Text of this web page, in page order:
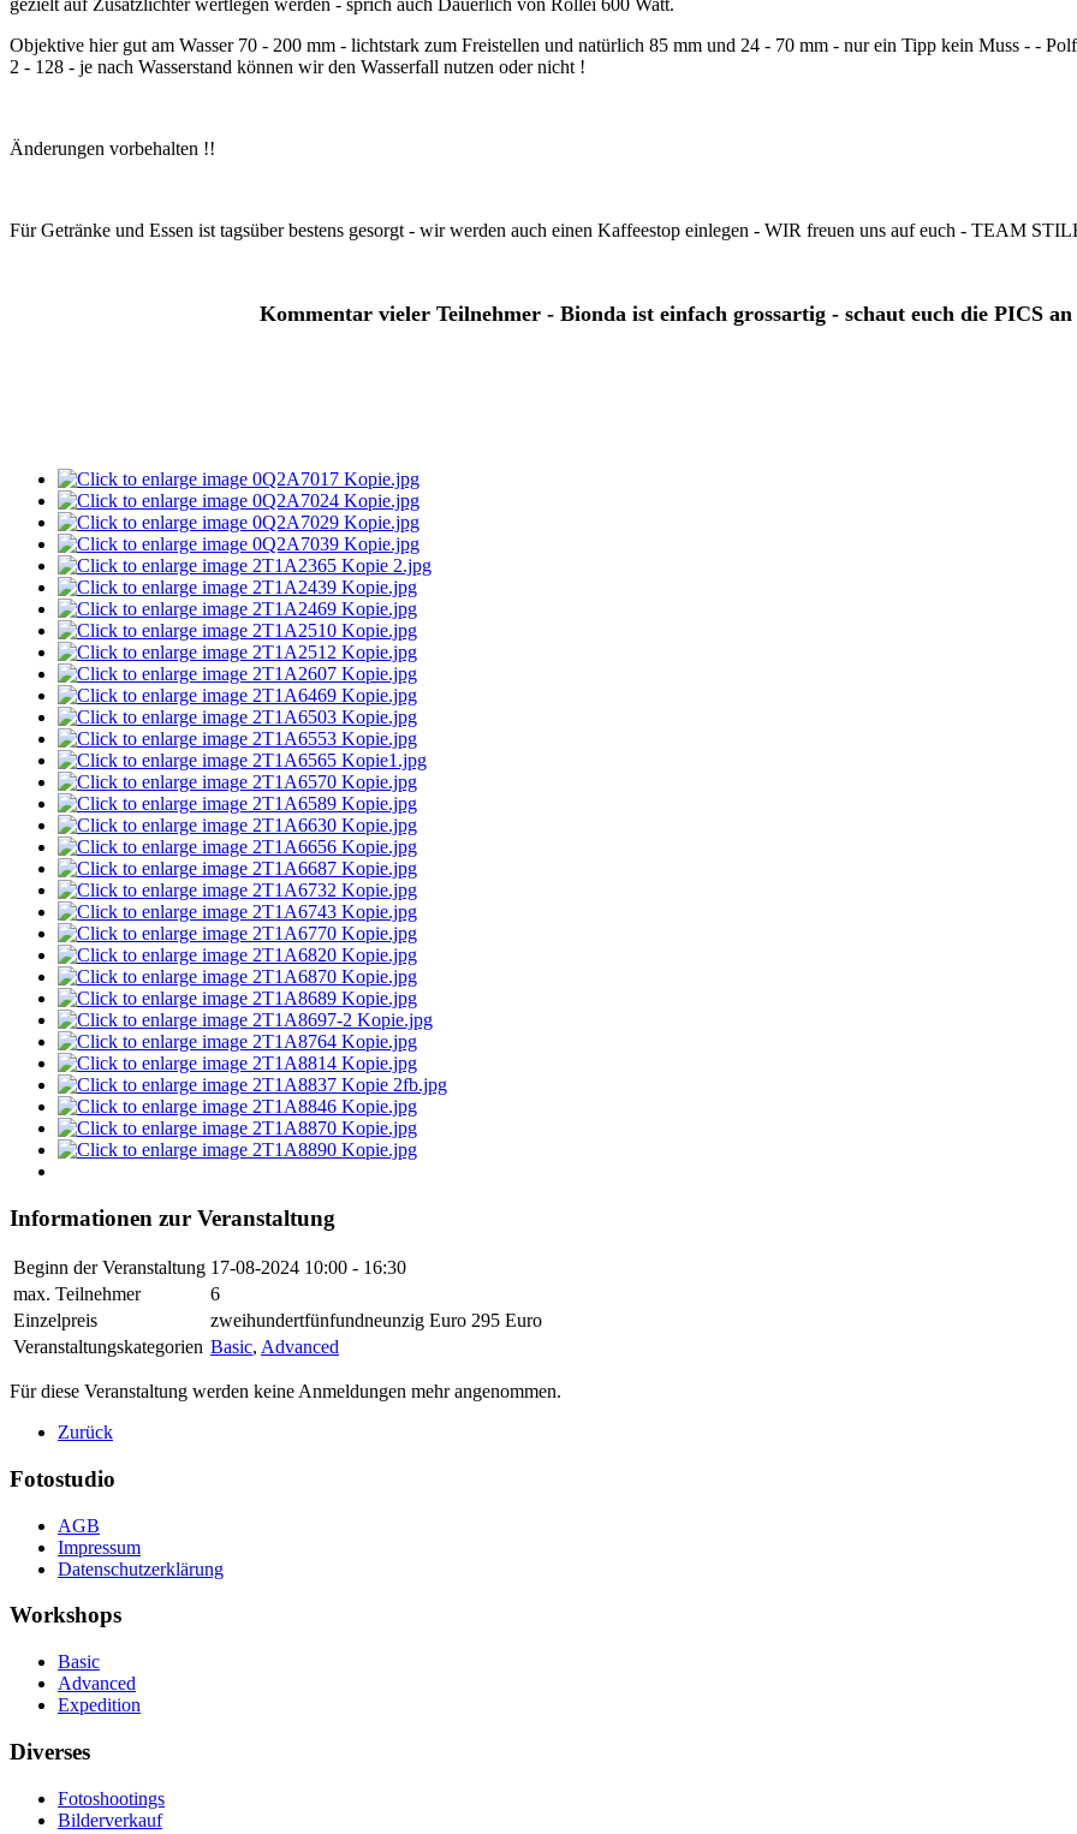
Objektive hier gut am Wasser 70 - 200 mm - lichtstark zum Freistellen und natürlich 85 mm und 24 - 70 mm - nur ein Tipp kein Muss - -
2 - 128 - je nach Wasserstand können wir den Wasserfall nutzen oder nicht !
Änderungen vorbehalten !!
Für Getränke und Essen ist tagsüber bestens gesorgt - wir werden auch einen Kaffeestop einlegen - WIR freuen uns auf euch - TEAM
Kommentar vieler Teilnehmer - Bionda ist einfach grossartig - schaut euch die PICS
Informationen zur Veranstaltung
Beginn der Veranstaltung 17-08-2024 10:00 - 16:30
max. Teilnehmer
6
Einzelpreis
zweihundertfünfundneunzig Euro 295 Euro
Veranstaltungskategorien Basic, Advanced
Für diese Veranstaltung werden keine Anmeldungen mehr angenommen.
Zurück
Fotostudio
AGB
Impressum
Datenschutzerklärung
Workshops
Basic
Advanced
Expedition
Diverses
Fotoshootings
Bilderverkauf